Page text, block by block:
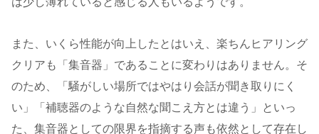
また、いくら性能が向上したとはいえ、楽ちんヒアリング
クリアも「集音器」であることに変わりはありません。そ
のため、「騒がしい場所ではやはり会話が聞き取りにく
い」「補聴器のような自然な聞こえ方とは違う」といっ
た、集音器としての限界を指摘する声も依然として存在し